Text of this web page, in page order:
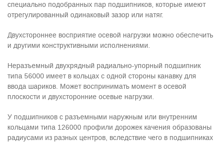
специально подобранных пар подшипников, которые имеют
отрегулированный одинаковый зазор или натяг.
Двухстороннее восприятие осевой нагрузки можно обеспечить
и другими конструктивными исполнениями.
Неразъемный двухрядный радиально-упорный подшипник
типа 56000 имеет в кольцах с одной стороны канавку для
ввода шариков. Может воспринимать момент в осевой
плоскости и двухсторонние осевые нагрузки.
У подшипников с разъемными наружным или внутренним
кольцами типа 126000 профили дорожек качения образованы
радиусами из разных центров, вследствие чего в подшипниках